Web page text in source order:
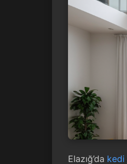
Elazığ’da kedi